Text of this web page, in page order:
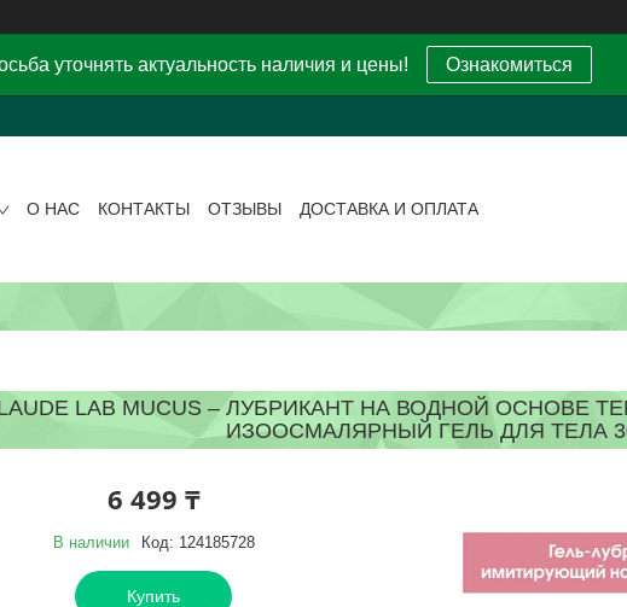
уточнять актуальность наличия и цены! Ознакомиться
О НАС КОНТАКТЫ ОТЗЫВЫ ДОСТАВКА И ОПЛАТА
LAB MUCUS – ЛУБРИКАНТ НА ВОДНОЙ ОСНОВЕ
ИЗООСМАЛЯРНЫЙ ГЕЛЬ ДЛЯ ТЕЛА
6 499 ₸
В наличии Код: 124185728
Купить